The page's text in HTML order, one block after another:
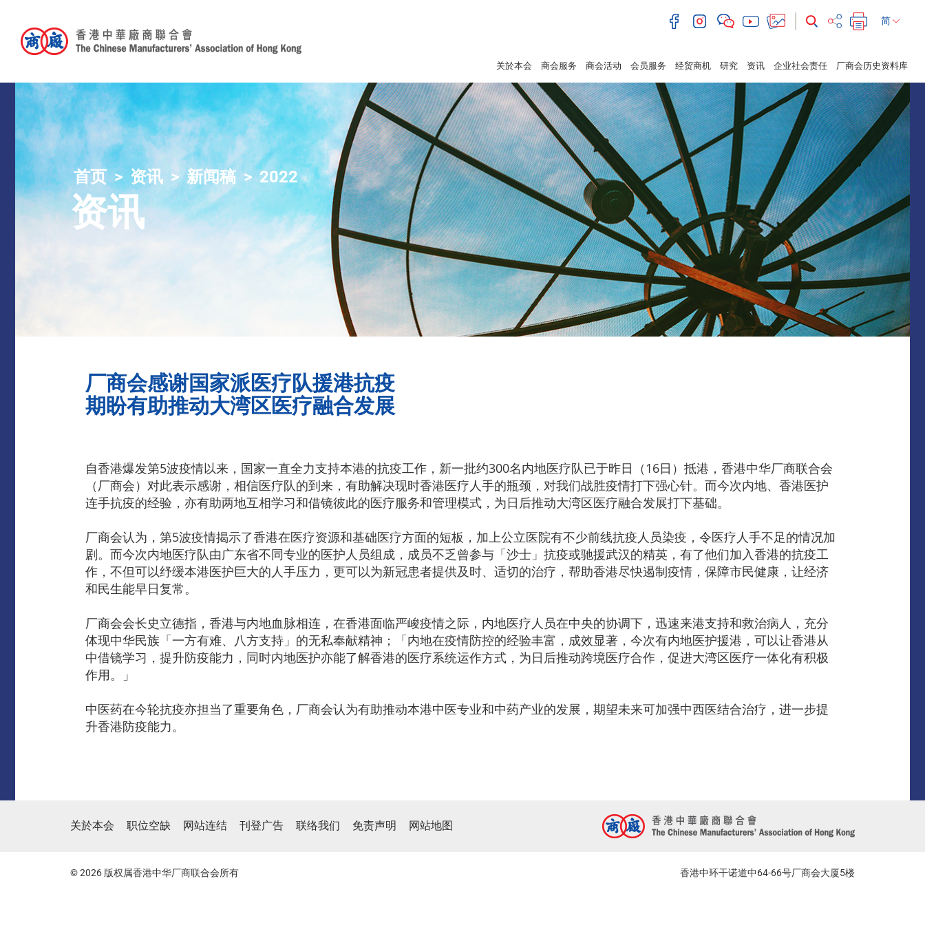
简
关於本会 商会服务 商会活动 会员服务 经贸商机 研究 资讯 企业社会责任 厂商会历史资料库
首页 资讯 新闻稿 2022
资讯
厂商会感谢国家派医疗队援港抗疫
期盼有助推动大湾区医疗融合发展
自香港爆发第5波疫情以来，国家一直全力支持本港的抗疫工作，新一批约300名内地医疗队已于昨日（16日）抵港，香港中华厂商联合会
（厂商会）对此表示感谢，相信医疗队的到来，有助解决现时香港医疗人手的瓶颈，对我们战胜疫情打下强心针。而今次内地、香港医护
连手抗疫的经验，亦有助两地互相学习和借镜彼此的医疗服务和管理模式，为日后推动大湾区医疗融合发展打下基础。
厂商会认为，第5波疫情揭示了香港在医疗资源和基础医疗方面的短板，加上公立医院有不少前线抗疫人员染疫，令医疗人手不足的情况加
剧。而今次内地医疗队由广东省不同专业的医护人员组成，成员不乏曾参与「沙士」抗疫或驰援武汉的精英，有了他们加入香港的抗疫工
作，不但可以纾缓本港医护巨大的人手压力，更可以为新冠患者提供及时、适切的治疗，帮助香港尽快遏制疫情，保障市民健康，让经济
和民生能早日复常。
厂商会会长史立德指，香港与内地血脉相连，在香港面临严峻疫情之际，内地医疗人员在中央的协调下，迅速来港支持和救治病人，充分
体现中华民族「一方有难、八方支持」的无私奉献精神；「内地在疫情防控的经验丰富，成效显著，今次有内地医护援港，可以让香港从
中借镜学习，提升防疫能力，同时内地医护亦能了解香港的医疗系统运作方式，为日后推动跨境医疗合作，促进大湾区医疗一体化有积极
作用。」
中医药在今轮抗疫亦担当了重要角色，厂商会认为有助推动本港中医专业和中药产业的发展，期望未来可加强中西医结合治疗，进一步提
升香港防疫能力。
关於本会 职位空缺 网站连结 刊登广告 联络我们 免责声明 网站地图
© 2026 版权属香港中华厂商联合会所有 香港中环干诺道中64-66号厂商会大厦5楼